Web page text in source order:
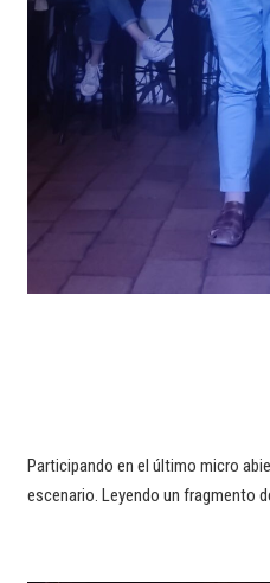
Participando en el último micro
escenario. Leyendo un fragmento